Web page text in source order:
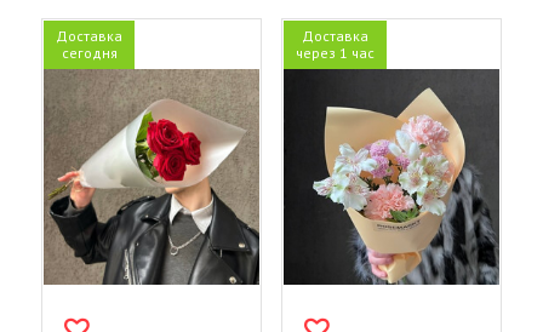
Доставка
сегодня
Доставка
через 1 час